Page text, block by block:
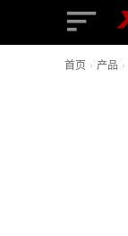
首页 › 产品 ›